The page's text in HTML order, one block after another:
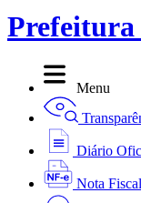
Menu
Diário
Nota Fiscal